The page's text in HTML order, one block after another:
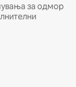
за одмор